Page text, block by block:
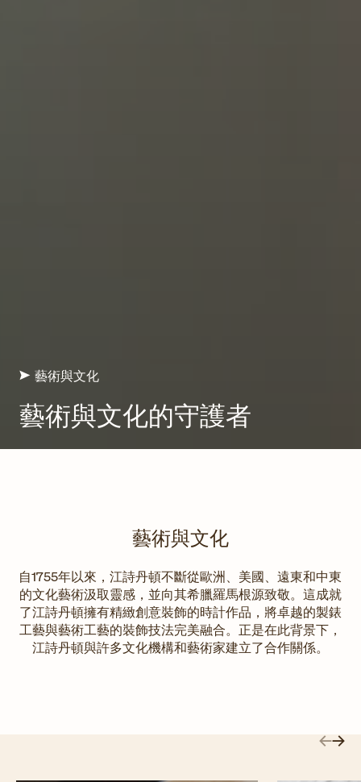
藝術與文化
藝術與文化的守護者
藝術與文化
自1755年以來，江詩丹頓不斷從歐洲、美國、遠東和中東
的文化藝術汲取靈感，並向其希臘羅馬根源致敬。這成就
了江詩丹頓擁有精緻創意裝飾的時計作品，將卓越的製錶
工藝與藝術工藝的裝飾技法完美融合。正是在此背景下，
江詩丹頓與許多文化機構和藝術家建立了合作關係。